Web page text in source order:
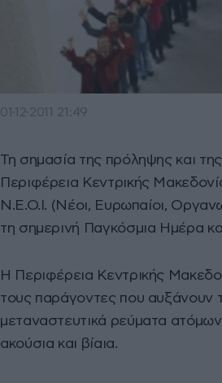
01·12·2011 21:49
Τη σημασία της πρόληψης και
Περιφέρεια Κεντρικής
Ν.Ε.Ο.Ι. (Νέοι, Ευρωπαίοι,
τη σημερινή Παγκόσμια Ημέρα
Η Περιφέρεια Κεντρικής
τους παράγοντες που αυξάνουν
μεταναστευτικά ρεύματα
ακούσια και βίαια.